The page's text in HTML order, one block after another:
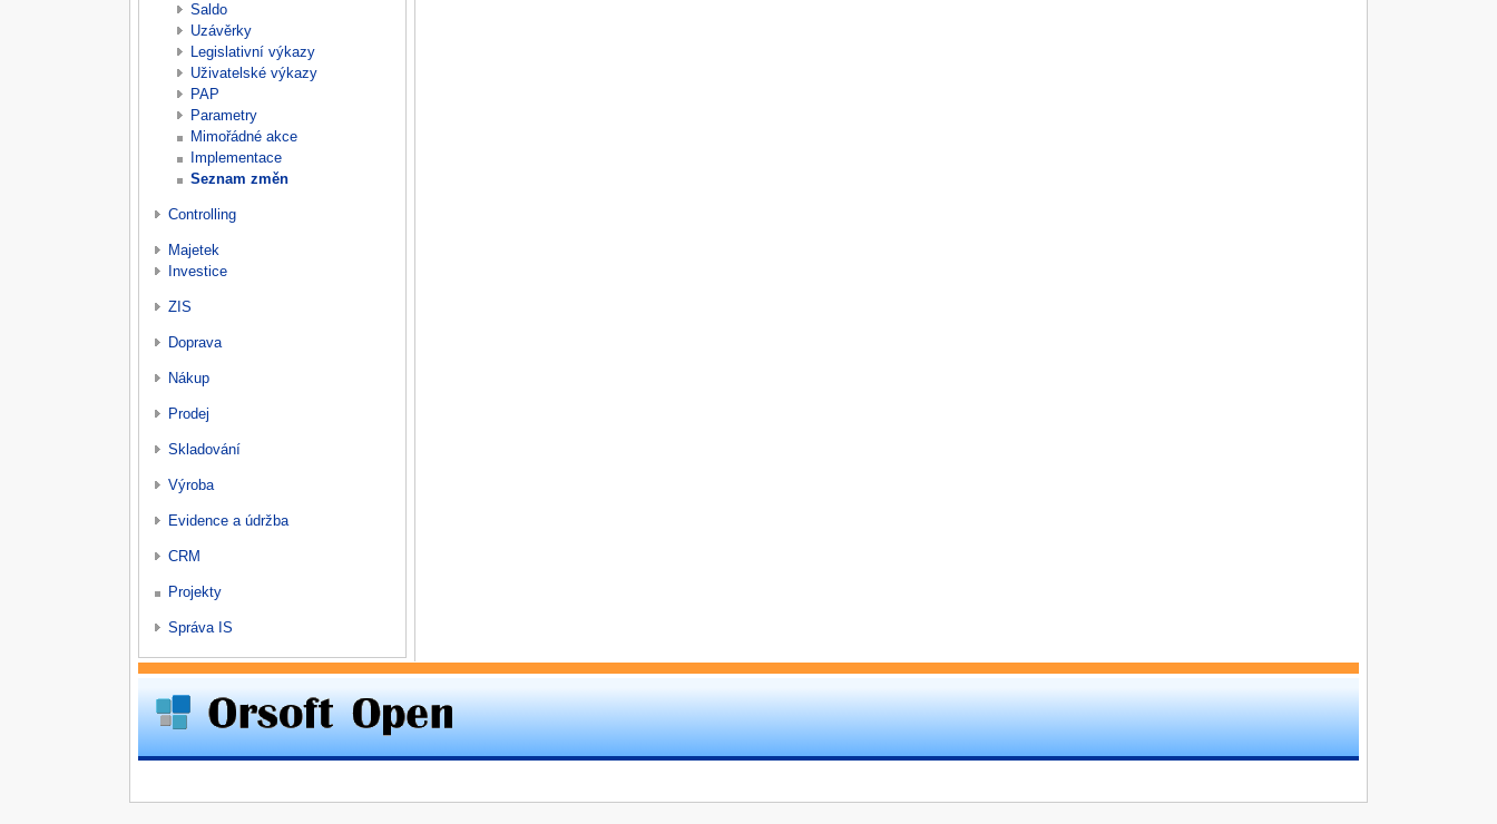
Saldo
Uzávěrky
Legislativní výkazy
Uživatelské výkazy
PAP
Parametry
Mimořádné akce
Implementace
Seznam změn
Controlling
Majetek
Investice
ZIS
Doprava
Nákup
Prodej
Skladování
Výroba
Evidence a údržba
CRM
Projekty
Správa IS